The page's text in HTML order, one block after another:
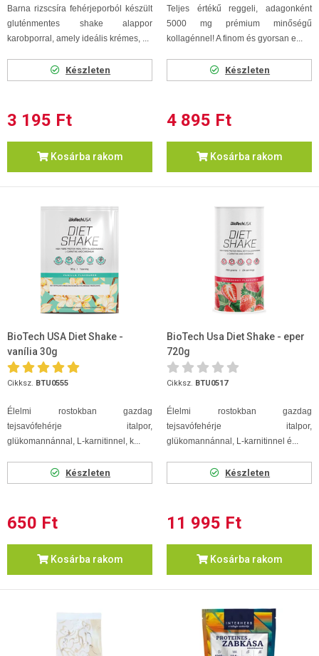
Barna rizscsíra fehérjeporból készült
gluténmentes shake alappor
karobporral, amely ideális krémes, ...
Készleten
3 195 Ft
Kosárba rakom
Teljes értékű reggeli, adagonként
5000 mg prémium minőségű
kollagénnel! A finom és gyorsan e...
Készleten
4 895 Ft
Kosárba rakom
BioTech USA Diet Shake -
vanília 30g
Cikksz. BTU0555
Élelmi rostokban gazdag
tejsavófehérje italpor,
glükomannánnal, L-karnitinnel, k...
Készleten
650 Ft
Kosárba rakom
BioTech Usa Diet Shake - eper
720g
Cikksz. BTU0517
Élelmi rostokban gazdag
tejsavófehérje italpor,
glükomannánnal, L-karnitinnel é...
Készleten
11 995 Ft
Kosárba rakom